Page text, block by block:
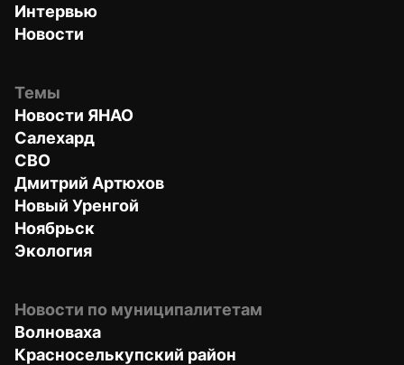
Интервью
Новости
Темы
Новости ЯНАО
Салехард
СВО
Дмитрий Артюхов
Новый Уренгой
Ноябрьск
Экология
Новости по муниципалитетам
Волноваха
Красноселькупский район